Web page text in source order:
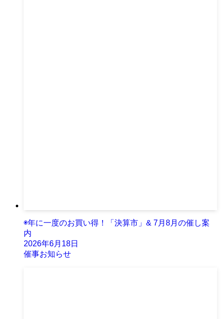
◉年に一度のお買い得！「決算市」& 7月8月の催し案
内
2026年6月18日
催事お知らせ